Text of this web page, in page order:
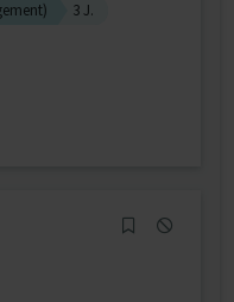
3 J.